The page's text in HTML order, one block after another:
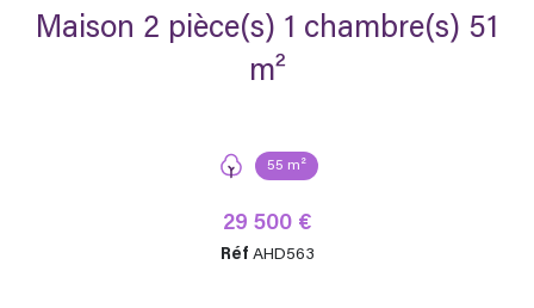
Maison 2 pièce(s) 1 chambre(s) 51
m²
55 m²
29 500 €
Réf AHD563